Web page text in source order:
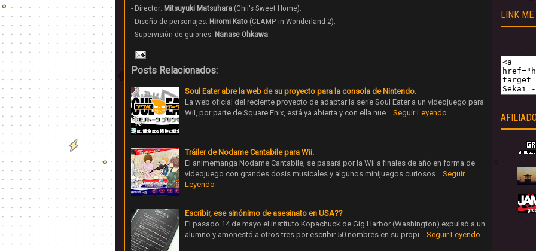
- Director: Mitsuyuki Matsuhara (Chii's Sweet Home).
- Diseño de personajes: Hiromi Kato (CLAMP in Wonderland 2).
- Supervisión de guiones: Nanase Ohkawa.
Posts Relacionados:
Soul Eater abre la web de su proyecto para la consola de Nintendo.
La web oficial del reciente proyecto de adaptar la serie Soul Eater a un videojuego para
Wii, por parte de Square Enix, está ya abierta y con ella nue… Seguir Leyendo
Tráiler de Nodame Cantabile para Wii.
El animemanga Nodame Cantabile, se pasará por la Wii a finales de año en forma de
videojuego con grandes dosis musicales y algunos minijuegos curiosos… Seguir
Leyendo
Escribir, ese sinónimo de asesinato en USA??
El pasado 14 de mayo el instituto Kopachuck de Gig Harbor (Washington) expulsó a un
alumno y amonestó a otros tres por escribir 50 nombres en su propi… Seguir Leyendo
LINK ME